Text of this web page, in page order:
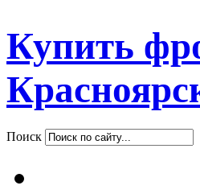
Купить
Поиск